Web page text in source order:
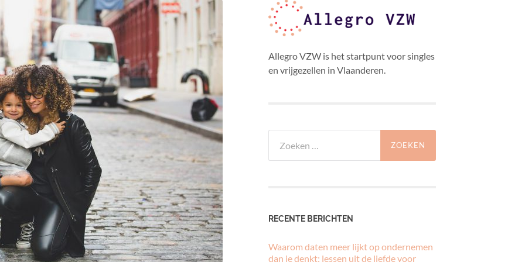
Allegro VZW is het startpunt voor singles
en vrijgezellen in Vlaanderen.
naar:
RECENTE BERICHTEN
Waarom daten meer lijkt op ondernemen
dan je denkt: lessen uit de liefde voor